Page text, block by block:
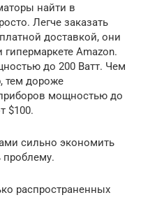
найти в
Легче заказать
доставкой, они
Amazon.
до 200 Ватт. Чем
тем дороже
мощностью до
$100.
сильно экономить
проблему.
распространенных